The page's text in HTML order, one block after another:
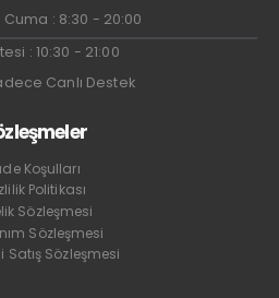
: 8:30 - 20:00
: 10:30 - 21:00
Canlı Destek
Koşulları
Politikası
Sözleşmesi
Sözleşmesi
Satış Sözleşmesi